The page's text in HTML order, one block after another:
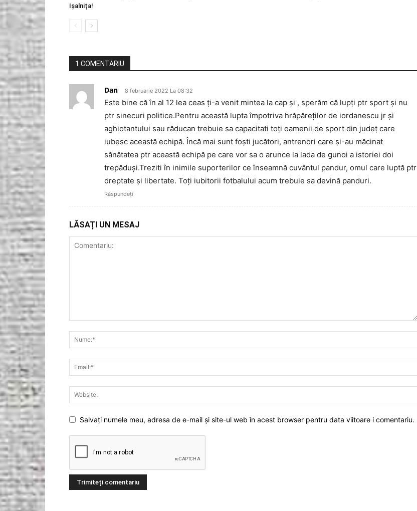
Ișalnița!
1 COMENTARIU
Dan 8 februarie 2022 La 08:32
Este bine că în al 12 lea ceas ți-a venit mintea la cap și , sperăm că lupți ptr sport și nu
ptr sinecuri politice.Pentru această lupta împotriva hrăpăreților de iordanescu jr și
aghiotantului sau răducan trebuie sa capacitati toți oamenii de sport din județ care
iubesc această echipă. Încă mai sunt foști jucători, antrenori care și-au măcinat
sănătatea ptr această echipă pe care vor sa o arunce la lada de gunoi a istoriei doi
trepăduși.Treziti în inimile suporterilor ce înseamnă cuvântul pandur, omul care luptă ptr
dreptate și libertate. Toți iubitorii fotbalului acum trebuie sa devină panduri.
Răspundeți
LĂSAȚI UN MESAJ
Salvați numele meu, adresa de e-mail și site-ul web în acest browser pentru data viitoare i comentariu.